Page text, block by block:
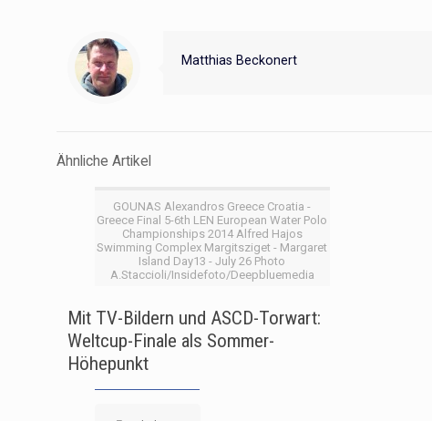
Matthias Beckonert
Ähnliche Artikel
GOUNAS Alexandros Greece Croatia -
Greece Final 5-6th LEN European Water Polo
Championships 2014 Alfred Hajos
Swimming Complex Margitsziget - Margaret
Island Day13 - July 26 Photo
A.Staccioli/Insidefoto/Deepbluemedia
Mit TV-Bildern und ASCD-Torwart:
Weltcup-Finale als Sommer-
Höhepunkt